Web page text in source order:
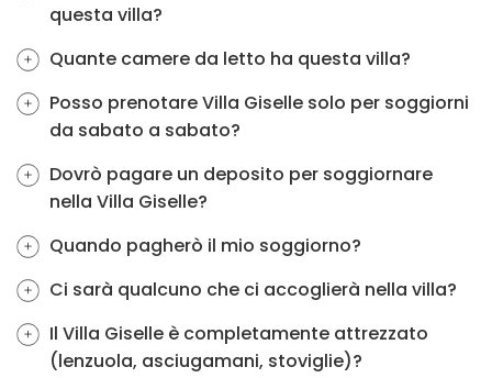
questa villa?
Quante camere da letto ha questa villa?
Posso prenotare Villa Giselle solo per soggiorni
da sabato a sabato?
Dovrò pagare un deposito per soggiornare
nella Villa Giselle?
Quando pagherò il mio soggiorno?
Ci sarà qualcuno che ci accoglierà nella villa?
Il Villa Giselle è completamente attrezzato
(lenzuola, asciugamani, stoviglie)?